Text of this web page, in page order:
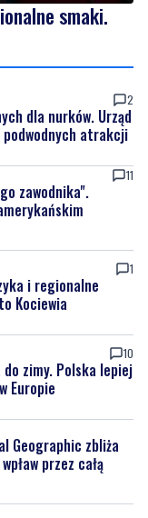
smaki.
2
dla nurków. Urząd
atrakcji
11
zawodnika".
1
i regionalne
Kociewia
10
zimy. Polska lepiej
Europie
Geographic zbliża
przez całą